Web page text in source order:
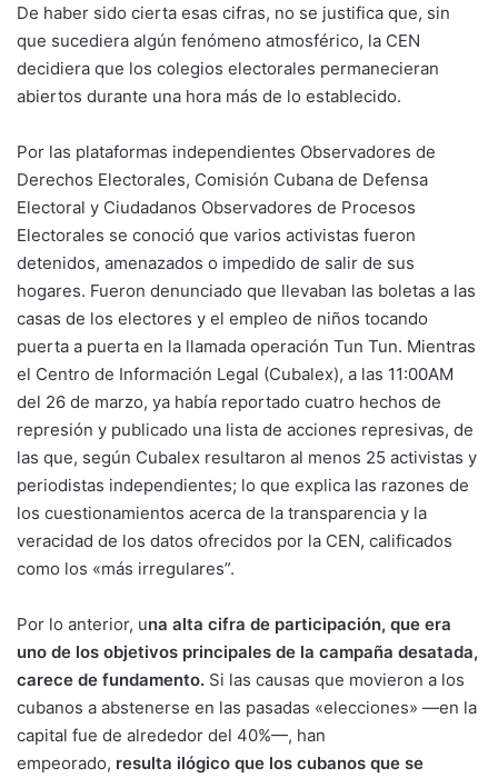
De haber sido cierta esas cifras, no se justifica que, sin
que sucediera algún fenómeno atmosférico, la CEN
decidiera que los colegios electorales permanecieran
abiertos durante una hora más de lo establecido.
Por las plataformas independientes Observadores de
Derechos Electorales, Comisión Cubana de Defensa
Electoral y Ciudadanos Observadores de Procesos
Electorales se conoció que varios activistas fueron
detenidos, amenazados o impedido de salir de sus
hogares. Fueron denunciado que llevaban las boletas a las
casas de los electores y el empleo de niños tocando
puerta a puerta en la llamada operación Tun Tun. Mientras
el Centro de Información Legal (Cubalex), a las 11:00AM
del 26 de marzo, ya había reportado cuatro hechos de
represión y publicado una lista de acciones represivas, de
las que, según Cubalex resultaron al menos 25 activistas y
periodistas independientes; lo que explica las razones de
los cuestionamientos acerca de la transparencia y la
veracidad de los datos ofrecidos por la CEN, calificados
como los «más irregulares”.
Por lo anterior, una alta cifra de participación, que era
uno de los objetivos principales de la campaña desatada,
carece de fundamento. Si las causas que movieron a los
cubanos a abstenerse en las pasadas «elecciones» —en la
capital fue de alrededor del 40%—, han
empeorado, resulta ilógico que los cubanos que se